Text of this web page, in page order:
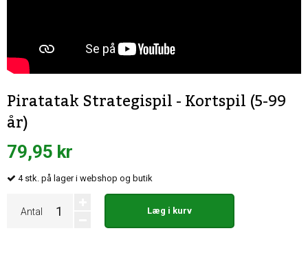
Piratatak Strategispil - Kortspil (5-99
år)
79,95 kr
4 stk. på lager i webshop og butik
Antal Læg i kurv